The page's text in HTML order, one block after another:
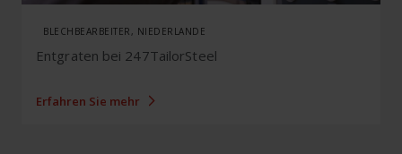
BLECHBEARBEITER, NIEDERLANDE
Entgraten bei 247TailorSteel
Erfahren Sie mehr